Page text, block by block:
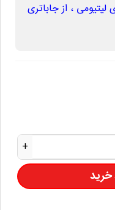
لیتیومی ، از جاباتری
+
خرید